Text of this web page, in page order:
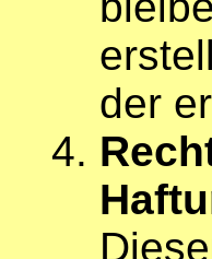
der